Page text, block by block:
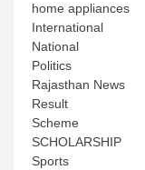
home appliances
International
National
Politics
Rajasthan News
Result
Scheme
SCHOLARSHIP
Sports